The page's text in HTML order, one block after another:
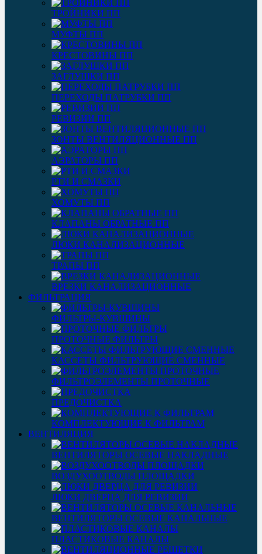
ТРОЙНИКИ ПП
МУФТЫ ПП
КРЕСТОВИНЫ ПП
ЗАГЛУШКИ ПП
ПЕРЕХОДЫ ПАТРУБКИ ПП
РЕВИЗИИ ПП
ЗОНТЫ ВЕНТИЛЯЦИОННЫЕ ПП
АЭРАТОРЫ ПП
РТИ И СМАЗКИ
ХОМУТЫ ПП
КЛАПАНЫ ОБРАТНЫЕ ПП
ЛЮКИ КАНАЛИЗАЦИОННЫЕ
ТРАПЫ ПП
ВРЕЗКИ КАНАЛИЗАЦИОННЫЕ
ФИЛЬТРАЦИЯ
ФИЛЬТРЫ-КУВШИНЫ
ПРОТОЧНЫЕ ФИЛЬТРЫ
КАССЕТЫ ФИЛЬТРУЮЩИЕ СМЕННЫЕ
ФИЛЬТРОЭЛЕМЕНТЫ ПРОТОЧНЫЕ
ПРЕДОЧИСТКА
КОМПЛЕКТУЮЩИЕ К ФИЛЬТРАМ
ВЕНТИЛЯЦИЯ
ВЕНТИЛЯТОРЫ ОСЕВЫЕ НАКЛАДНЫЕ
ВОЗДУХООТВОДЫ ПЛОЩАДКИ
ЛЮКИ ДВЕРЦА ДЛЯ РЕВИЗИИ
ВЕНТИЛЯТОРЫ ОСЕВЫЕ КАНАЛЬНЫЕ
ПЛАСТИКОВЫЕ КАНАЛЫ